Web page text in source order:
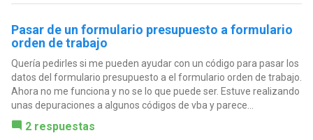
Pasar de un formulario presupuesto a formulario
orden de trabajo
Quería pedirles si me pueden ayudar con un código para pasar los
datos del formulario presupuesto a el formulario orden de trabajo.
Ahora no me funciona y no se lo que puede ser. Estuve realizando
unas depuraciones a algunos códigos de vba y parece...
2 respuestas